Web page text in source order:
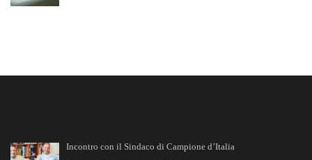
Incontro con il Sindaco di Campione d’Italia